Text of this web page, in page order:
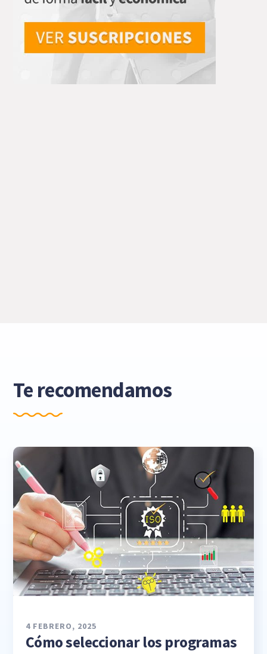
Te recomendamos
4 FEBRERO, 2025
Cómo seleccionar los programas